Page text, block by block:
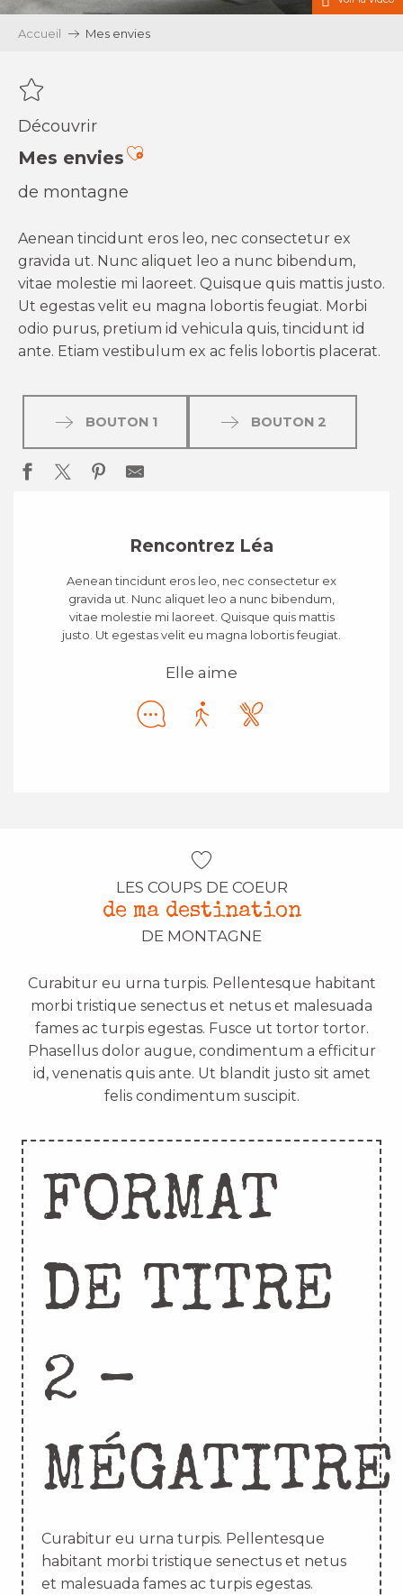
Accueil Mes envies
Découvrir
Mes enviesAjouter aux favoris
de montagne
Aenean tincidunt eros leo, nec consectetur ex
gravida ut. Nunc aliquet leo a nunc bibendum,
vitae molestie mi laoreet. Quisque quis mattis justo.
Ut egestas velit eu magna lobortis feugiat. Morbi
odio purus, pretium id vehicula quis, tincidunt id
ante. Etiam vestibulum ex ac felis lobortis placerat.
BOUTON 1 BOUTON 2
Rencontrez Léa
Aenean tincidunt eros leo, nec consectetur ex
gravida ut. Nunc aliquet leo a nunc bibendum,
vitae molestie mi laoreet. Quisque quis mattis
justo. Ut egestas velit eu magna lobortis feugiat.
Elle aime
LES COUPS DE COEUR
de ma destination
DE MONTAGNE
Curabitur eu urna turpis. Pellentesque habitant
morbi tristique senectus et netus et malesuada
fames ac turpis egestas. Fusce ut tortor tortor.
Phasellus dolor augue, condimentum a efficitur
id, venenatis quis ante. Ut blandit justo sit amet
felis condimentum suscipit.
FORMAT
DE TITRE
2 –
MÉGATITRE
Curabitur eu urna turpis. Pellentesque
habitant morbi tristique senectus et netus
et malesuada fames ac turpis egestas.